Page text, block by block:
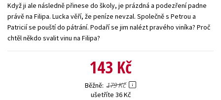
Když ji ale následně přinese do školy, je prázdná a podezření padne
právě na Filipa. Lucka věří, že peníze nevzal. Společně s Petrou a
Patricií se pouští do pátrání. Podaří se jim nalézt pravého viníka? Proč
chtěl někdo svalit vinu na Filipa?
143 Kč
Běžně 179 Kč
ušetříte 36 Kč